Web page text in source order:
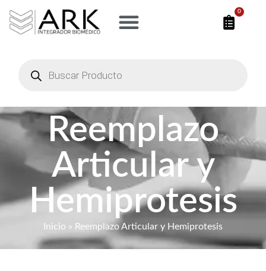
0
Reemplazo
Articular y
Hemiprotesis
Inicio » Reemplazo Articular y Hemiprotesis